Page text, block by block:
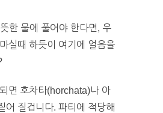
한 물에 풀어야 한다면, 우
실때 하듯이 여기에 얼음을
면 호차타(horchata)나 아
어 질겁니다. 파티에 적당해